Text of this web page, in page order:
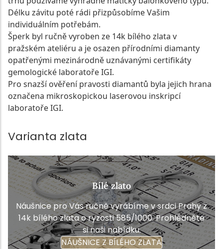
Délku závitu poté rádi přizpůsobíme Vašim
individuálním potřebám.
Šperk byl ručně vyroben ze 14k bílého zlata v
pražském ateliéru a je osazen přírodními diamanty
opatřenými mezinárodně uznávanými certifikáty
gemologické laboratoře IGI.
Pro snazší ověření pravosti diamantů byla jejich hrana
označena mikroskopickou laserovou inskripcí
laboratoře IGI.
Varianta zlata
Bílé zlato
Náušnice pro Vás ručně vyrábíme v srdci Prahy z
14k bílého zlata o ryzosti 585/1000. Prohlédněte
si naši nabídku.
NÁUŠNICE Z BÍLÉHO ZLATA